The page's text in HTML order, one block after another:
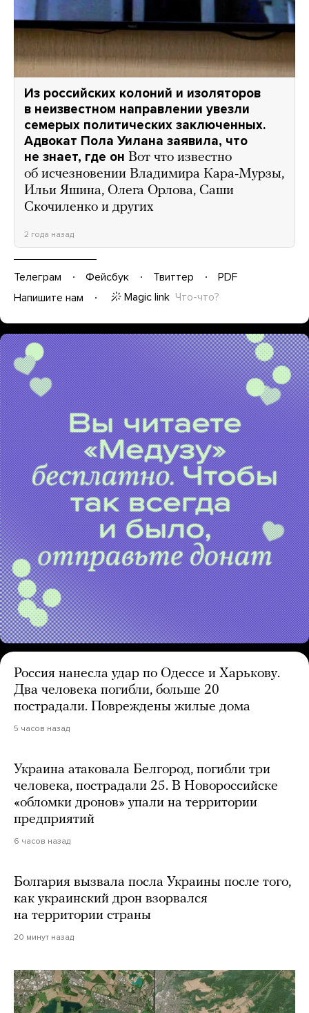
Из российских колоний и изоляторов
в неизвестном направлении увезли
семерых политических заключенных.
Адвокат Пола Уилана заявила, что
не знает, где он Вот что известно
об исчезновении Владимира Кара-Мурзы,
Ильи Яшина, Олега Орлова, Саши
Скочиленко и других
2 года назад
Телеграм Фейсбук Твиттер
PDF
Напишите нам
Magic link Что-что?
Россия нанесла удар по Одессе и Харькову.
Два человека погибли, больше 20
пострадали. Повреждены жилые дома
5 часов назад
Украина атаковала Белгород, погибли три
человека, пострадали 25. В Новороссийске
«обломки дронов» упали на территории
предприятий
6 часов назад
Болгария вызвала посла Украины после того,
как украинский дрон взорвался
на территории страны
20 минут назад